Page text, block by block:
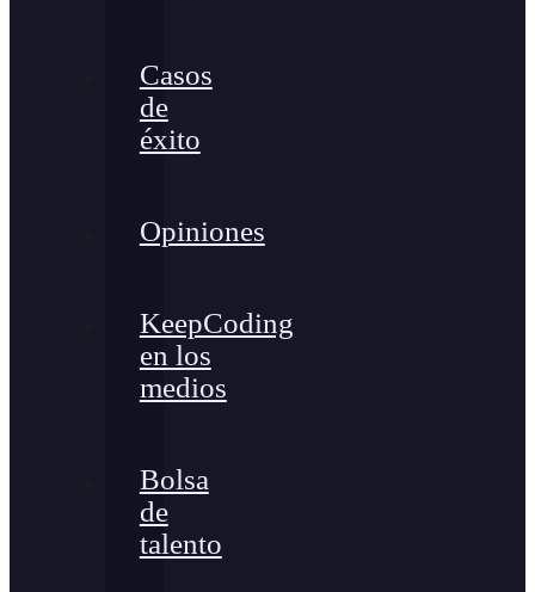
Casos
de
éxito
Opiniones
KeepCoding
en los
medios
Bolsa
de
talento